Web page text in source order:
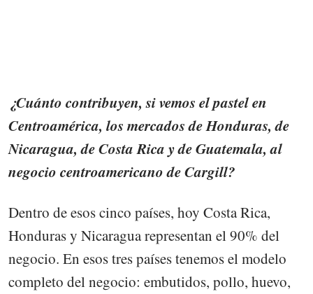
¿Cuánto contribuyen, si vemos el pastel en
Centroamérica, los mercados de Honduras, de
Nicaragua, de Costa Rica y de Guatemala, al
negocio centroamericano de Cargill?
Dentro de esos cinco países, hoy Costa Rica,
Honduras y Nicaragua representan el 90% del
negocio. En esos tres países tenemos el modelo
completo del negocio: embutidos, pollo, huevo,